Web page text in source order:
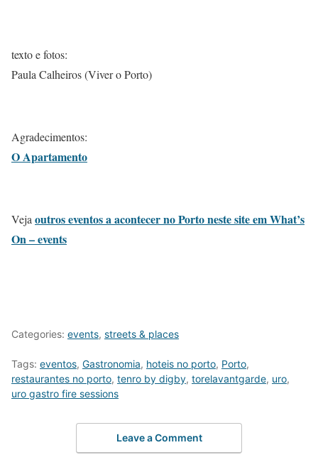
texto e fotos:
Paula Calheiros (Viver o Porto)
Agradecimentos:
O Apartamento
Veja outros eventos a acontecer no Porto neste site em What’s
On – events
Categories: events, streets & places
Tags: eventos, Gastronomia, hoteis no porto, Porto,
restaurantes no porto, tenro by digby, torelavantgarde, uro,
uro gastro fire sessions
Leave a Comment